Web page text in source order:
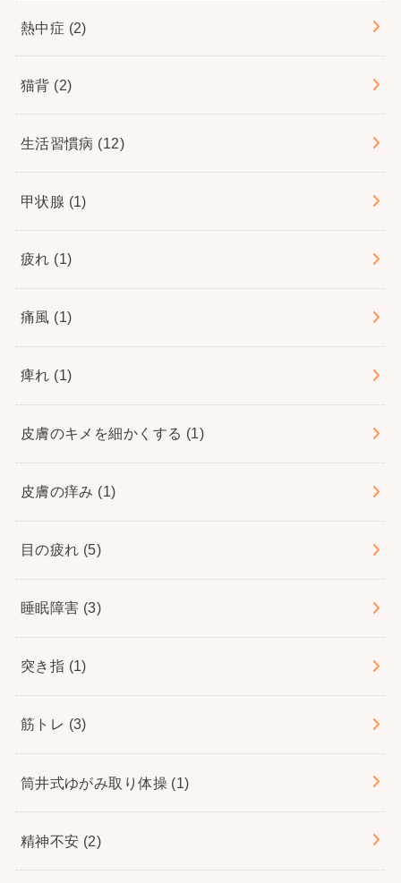
熱中症 (2)
猫背 (2)
生活習慣病 (12)
甲状腺 (1)
疲れ (1)
痛風 (1)
痺れ (1)
皮膚のキメを細かくする (1)
皮膚の痒み (1)
目の疲れ (5)
睡眠障害 (3)
突き指 (1)
筋トレ (3)
筒井式ゆがみ取り体操 (1)
精神不安 (2)